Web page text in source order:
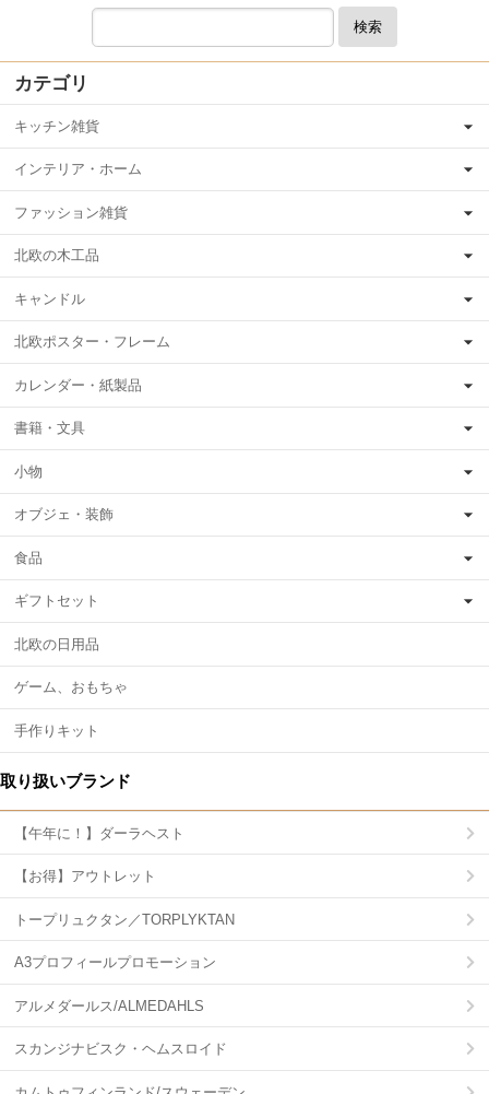
検索
カテゴリ
キッチン雑貨
インテリア・ホーム
ファッション雑貨
北欧の木工品
キャンドル
北欧ポスター・フレーム
カレンダー・紙製品
書籍・文具
小物
オブジェ・装飾
食品
ギフトセット
北欧の日用品
ゲーム、おもちゃ
手作りキット
取り扱いブランド
【午年に！】ダーラヘスト
【お得】アウトレット
トープリュクタン／TORPLYKTAN
A3プロフィールプロモーション
アルメダールス/ALMEDAHLS
スカンジナビスク・ヘムスロイド